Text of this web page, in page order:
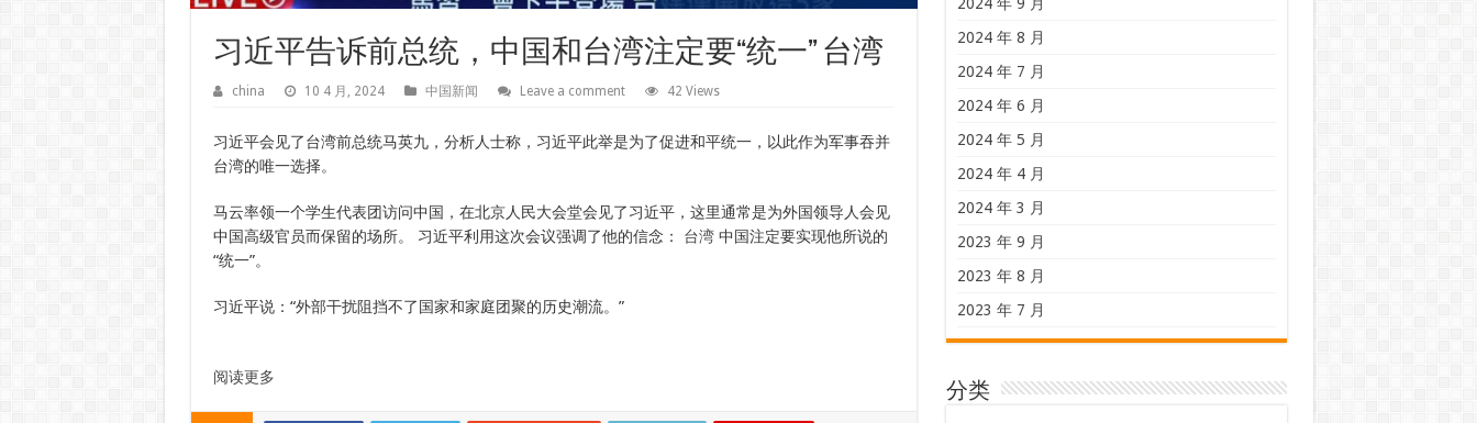
习近平告诉前总统，中国和台湾注定要“统一” 台湾
china 10 4 月, 2024 中国新闻 Leave a comment 42 Views
习近平会见了台湾前总统马英九，分析人士称，习近平此举是为了促进和平统一，以此作为军事吞并
台湾的唯一选择。
马云率领一个学生代表团访问中国，在北京人民大会堂会见了习近平，这里通常是为外国领导人会见
中国高级官员而保留的场所。 习近平利用这次会议强调了他的信念： 台湾中国注定要实现他所说的
“统一”。
习近平说：“外部干扰阻挡不了国家和家庭团聚的历史潮流。”
阅读更多
2024 年 8 月
2024 年 7 月
2024 年 6 月
2024 年 5 月
2024 年 4 月
2024 年 3 月
2023 年 9 月
2023 年 8 月
2023 年 7 月
分类